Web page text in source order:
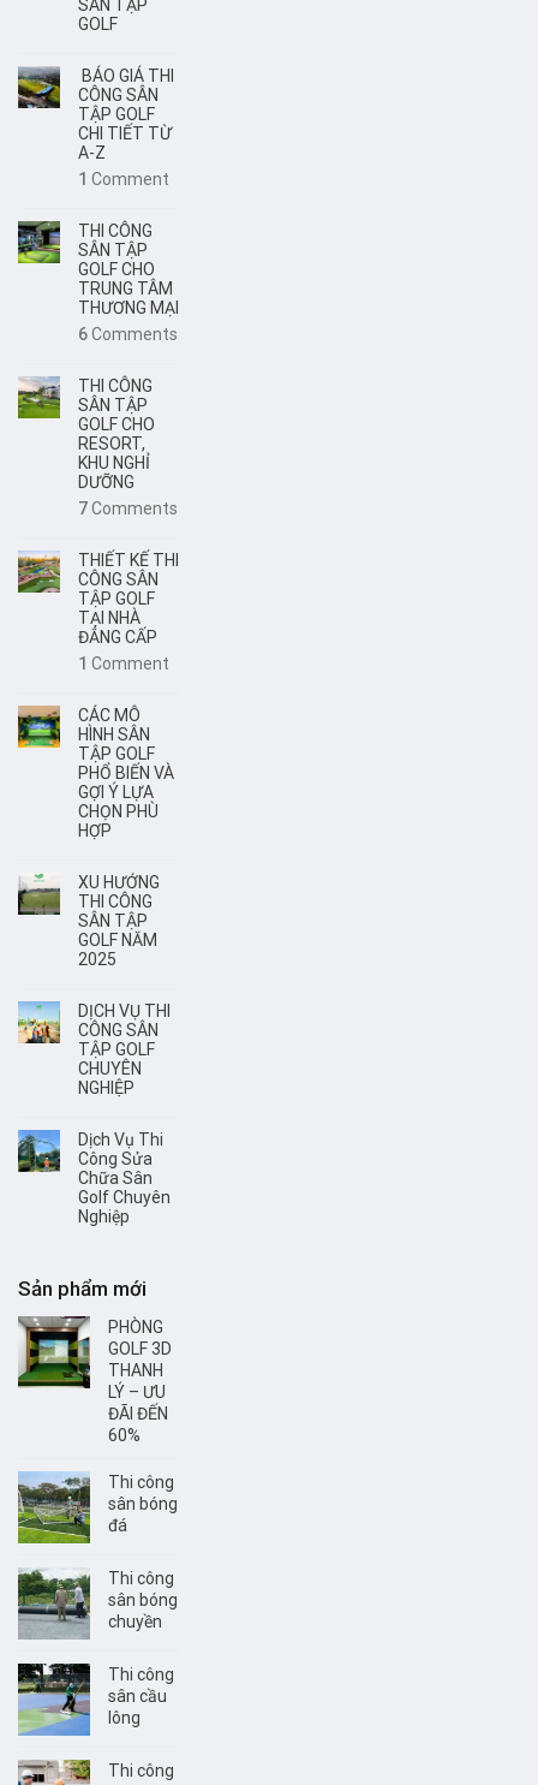
SÂN TẬP
GOLF
BÁO GIÁ THI
CÔNG SÂN
TẬP GOLF
CHI TIẾT TỪ
A-Z
1 Comment
THI CÔNG
SÂN TẬP
GOLF CHO
TRUNG TÂM
THƯƠNG MẠI
6Comments
THI CÔNG
SÂN TẬP
GOLF CHO
RESORT,
KHU NGHỈ
DƯỠNG
7Comments
THIẾT KẾ THI
CÔNG SÂN
TẬP GOLF
TẠI NHÀ
ĐẲNG CẤP
1 Comment
CÁC MÔ
HÌNH SÂN
TẬP GOLF
PHỔ BIẾN VÀ
GỢI Ý LỰA
CHỌN PHÙ
HỢP
XU HƯỚNG
THI CÔNG
SÂN TẬP
GOLF NĂM
2025
DỊCH VỤ THI
CÔNG SÂN
TẬP GOLF
CHUYÊN
NGHIỆP
Dịch Vụ Thi
Công Sửa
Chữa Sân
Golf Chuyên
Nghiệp
Sản phẩm mới
PHÒNG
GOLF 3D
THANH
LÝ – ƯU
ĐÃI ĐẾN
60%
Thi công
sân bóng
đá
Thi công
sân bóng
chuyền
Thi công
sân cầu
lông
Thi công